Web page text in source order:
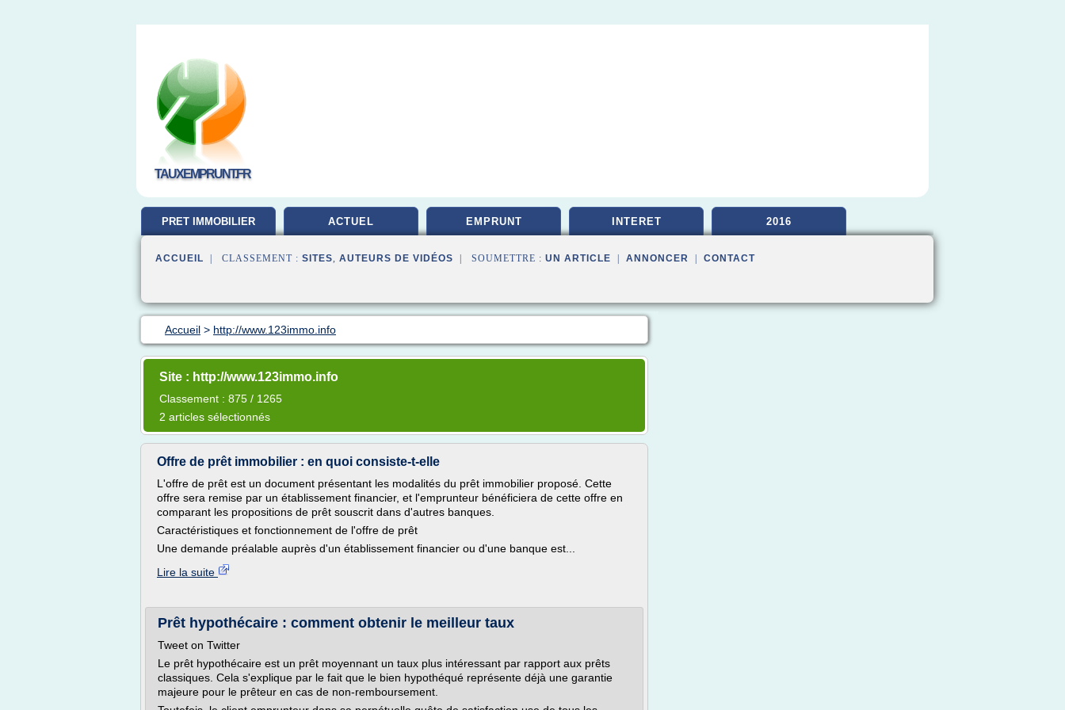
TAUXEMPRUNT.FR
PRET IMMOBILIER ACTUEL EMPRUNT INTERET 2016
ACCUEIL | CLASSEMENT : SITES, AUTEURS DE VIDÉOS | SOUMETTRE : UN ARTICLE ANNONCER CONTACT
Accueil > http://www.123immo.info
Site : http://www.123immo.info
Classement : 875 / 1265
2 articles sélectionnés
Offre de prêt immobilier : en quoi consiste-t-elle
L'offre de prêt est un document présentant les modalités du prêt immobilier proposé. Cette
offre sera remise par un établissement financier, et l'emprunteur bénéficiera de cette offre en
comparant les propositions de prêt souscrit dans d'autres banques.
Caractéristiques et fonctionnement de l'offre de prêt
Une demande préalable auprès d'un établissement financier ou d'une banque est...
Lire la suite
Prêt hypothécaire : comment obtenir le meilleur taux
Tweet on Twitter
Le prêt hypothécaire est un prêt moyennant un taux plus intéressant par rapport aux prêts
classiques. Cela s'explique par le fait que le bien hypothéqué représente déjà une garantie
majeure pour le prêteur en cas de non-remboursement.